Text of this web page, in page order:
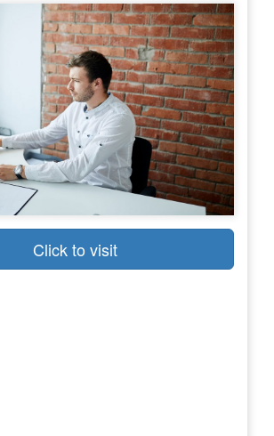
Click to visit